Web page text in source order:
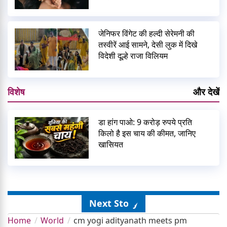
जेनिफर विंगेट की हल्दी सेरेमनी की
तस्वीरें आई सामने, देसी लुक में दिखे
विदेशी दूल्हे राजा विलियम
विशेष और देखें
डा हांग पाओ: 9 करोड़ रुपये प्रति
किलो है इस चाय की कीमत, जानिए
खासियत
Next Story
Home World
cm yogi adityanath meets pm